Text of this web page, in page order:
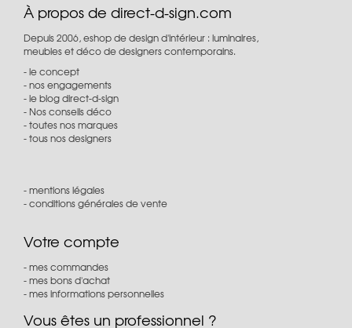
À propos de direct-d-sign.com
Depuis 2006, eshop de design d'intérieur : luminaires,
meubles et déco de designers contemporains.
le concept
nos engagements
le blog direct-d-sign
Nos conseils déco
toutes nos marques
tous nos designers
mentions légales
conditions générales de vente
Votre compte
mes commandes
mes bons d'achat
mes informations personnelles
Vous êtes un professionnel ?